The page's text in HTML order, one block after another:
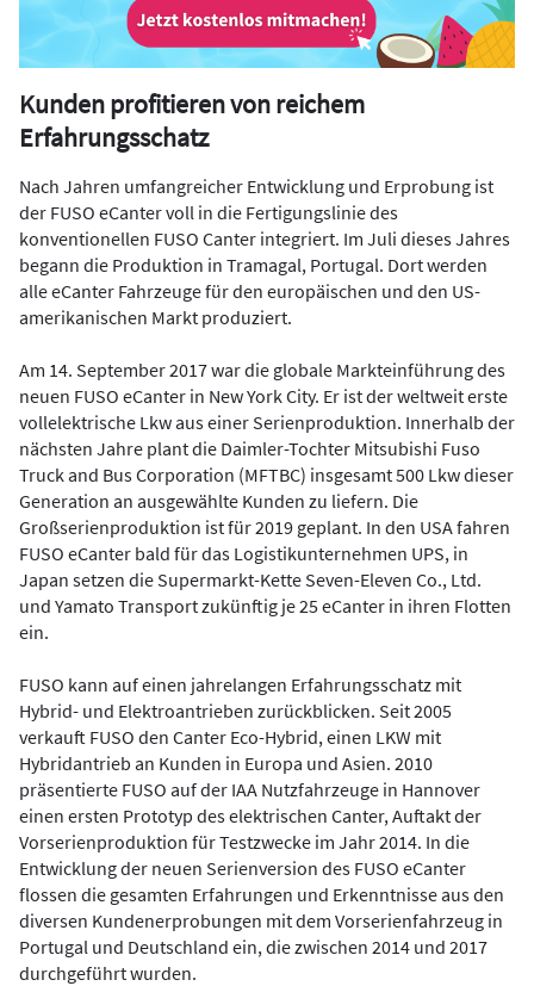
Kunden profitieren von reichem
Erfahrungsschatz
Nach Jahren umfangreicher Entwicklung und Erprobung ist
der FUSO eCanter voll in die Fertigungslinie des
konventionellen FUSO Canter integriert. Im Juli dieses Jahres
begann die Produktion in Tramagal, Portugal. Dort werden
alle eCanter Fahrzeuge für den europäischen und den US-
amerikanischen Markt produziert.
Am 14. September 2017 war die globale Markteinführung des
neuen FUSO eCanter in New York City. Er ist der weltweit erste
vollelektrische Lkw aus einer Serienproduktion. Innerhalb der
nächsten Jahre plant die Daimler-Tochter Mitsubishi Fuso
Truck and Bus Corporation (MFTBC) insgesamt 500 Lkw dieser
Generation an ausgewählte Kunden zu liefern. Die
Großserienproduktion ist für 2019 geplant. In den USA fahren
FUSO eCanter bald für das Logistikunternehmen UPS, in
Japan setzen die Supermarkt-Kette Seven-Eleven Co., Ltd.
und Yamato Transport zukünftig je 25 eCanter in ihren Flotten
ein.
FUSO kann auf einen jahrelangen Erfahrungsschatz mit
Hybrid- und Elektroantrieben zurückblicken. Seit 2005
verkauft FUSO den Canter Eco-Hybrid, einen LKW mit
Hybridantrieb an Kunden in Europa und Asien. 2010
präsentierte FUSO auf der IAA Nutzfahrzeuge in Hannover
einen ersten Prototyp des elektrischen Canter, Auftakt der
Vorserienproduktion für Testzwecke im Jahr 2014. In die
Entwicklung der neuen Serienversion des FUSO eCanter
flossen die gesamten Erfahrungen und Erkenntnisse aus den
diversen Kundenerprobungen mit dem Vorserienfahrzeug in
Portugal und Deutschland ein, die zwischen 2014 und 2017
durchgeführt wurden.